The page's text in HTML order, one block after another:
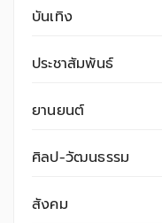
บันเทิง
ประชาสัมพันธ์
ยานยนต์
ศิลป-วัฒนธรรม
สังคม